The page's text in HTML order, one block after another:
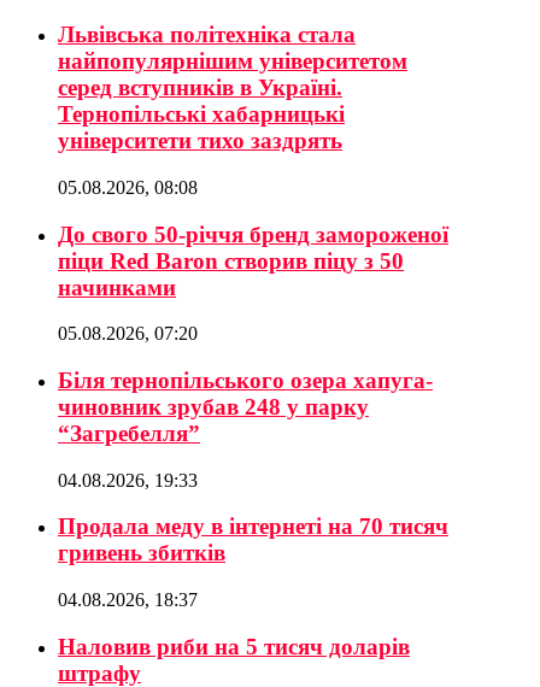
Львівська політехніка стала
найпопулярнішим університетом
серед вступників в Україні.
Тернопільські хабарницькі
університети тихо заздрять
05.08.2026, 08:08
До свого 50-річчя бренд замороженої
піци Red Baron створив піцу з 50
начинками
05.08.2026, 07:20
Біля тернопільського озера хапуга-
чиновник зрубав 248 у парку
“Загребелля”
04.08.2026, 19:33
Продала меду в інтернеті на 70 тисяч
гривень збитків
04.08.2026, 18:37
Наловив риби на 5 тисяч доларів
штрафу